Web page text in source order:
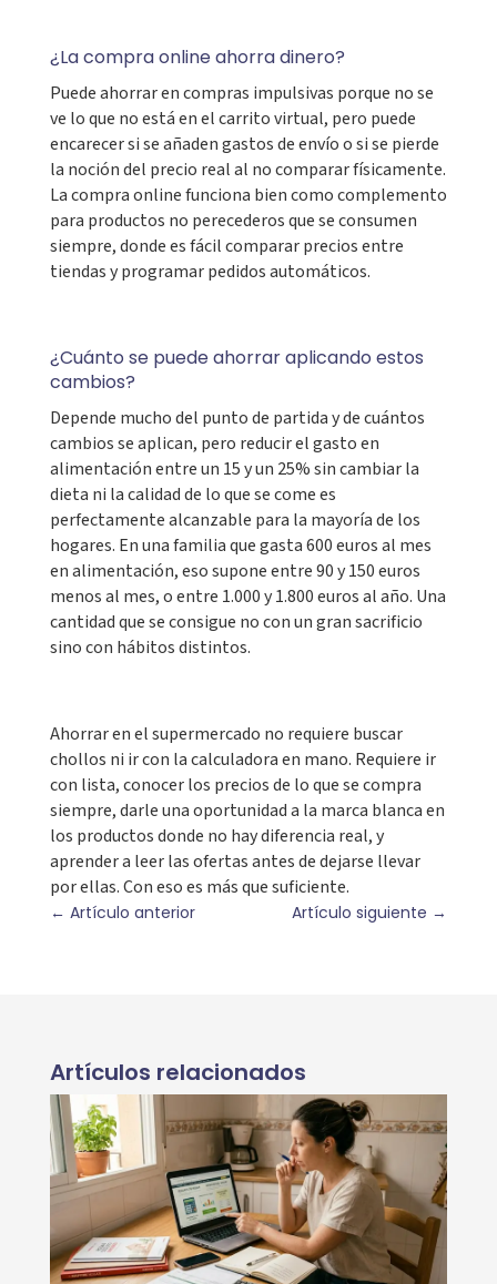
¿La compra online ahorra dinero?
Puede ahorrar en compras impulsivas porque no se
ve lo que no está en el carrito virtual, pero puede
encarecer si se añaden gastos de envío o si se pierde
la noción del precio real al no comparar físicamente.
La compra online funciona bien como complemento
para productos no perecederos que se consumen
siempre, donde es fácil comparar precios entre
tiendas y programar pedidos automáticos.
¿Cuánto se puede ahorrar aplicando estos
cambios?
Depende mucho del punto de partida y de cuántos
cambios se aplican, pero reducir el gasto en
alimentación entre un 15 y un 25% sin cambiar la
dieta ni la calidad de lo que se come es
perfectamente alcanzable para la mayoría de los
hogares. En una familia que gasta 600 euros al mes
en alimentación, eso supone entre 90 y 150 euros
menos al mes, o entre 1.000 y 1.800 euros al año. Una
cantidad que se consigue no con un gran sacrificio
sino con hábitos distintos.
Ahorrar en el supermercado no requiere buscar
chollos ni ir con la calculadora en mano. Requiere ir
con lista, conocer los precios de lo que se compra
siempre, darle una oportunidad a la marca blanca en
los productos donde no hay diferencia real, y
aprender a leer las ofertas antes de dejarse llevar
por ellas. Con eso es más que suficiente.
← Artículo anterior Artículo siguiente →
Artículos relacionados